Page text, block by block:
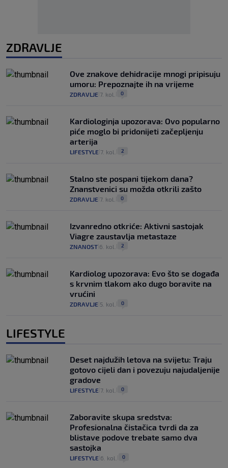
ZDRAVLJE
Ove znakove dehidracije mnogi pripisuju
umoru: Prepoznajte ih na vrijeme
ZDRAVLJE 7. kol. 0
Kardiologinja upozorava: Ovo popularno
piće moglo bi pridonijeti začepljenju
arterija
LIFESTYLE 7. kol. 2
Stalno ste pospani tijekom dana?
Znanstvenici su možda otkrili zašto
ZDRAVLJE 7. kol. 0
Izvanredno otkriće: Aktivni sastojak
Viagre zaustavlja metastaze
ZNANOST 6. kol. 2
Kardiolog upozorava: Evo što se događa
s krvnim tlakom ako dugo boravite na
vrućini
ZDRAVLJE 5. kol. 0
LIFESTYLE
Deset najdužih letova na svijetu: Traju
gotovo cijeli dan i povezuju najudaljenije
gradove
LIFESTYLE 7. kol. 0
Zaboravite skupa sredstva:
Profesionalna čistačica tvrdi da za
blistave podove trebate samo dva
sastojka
LIFESTYLE 6. kol. 0